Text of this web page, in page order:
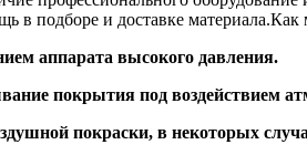
в подборе и доставке материала.Как
аппарата высокого давления.
покрытия под воздействием
покраски, в некоторых